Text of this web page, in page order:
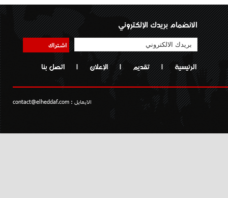
الانضمام بريدك الإلكتروني
اشتراك
الرئيسية | تقديم | الإعلان | اتصل بنا
الايمايل : contact@elheddaf.com